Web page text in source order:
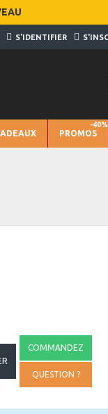
S'IDENTIFIER
PROMOS
-40%
COMMANDEZ
QUESTION ?